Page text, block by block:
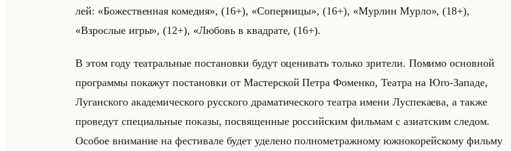
лей: «Божественная комедия», (16+), «Соперницы», (16+), «Мурлин Мурло», (18+),
«Взрослые игры», (12+), «Любовь в квадрате, (16+).
В этом году театральные постановки будут оценивать только зрители. Помимо основной
программы покажут постановки от Мастерской Петра Фоменко, Театра на Юго-Западе,
Луганского академического русского драматического театра имени Луспекаева, а также
проведут специальные показы, посвященные российским фильмам с азиатским следом.
Особое внимание на фестивале будет уделено полнометражному южнокорейскому фильму